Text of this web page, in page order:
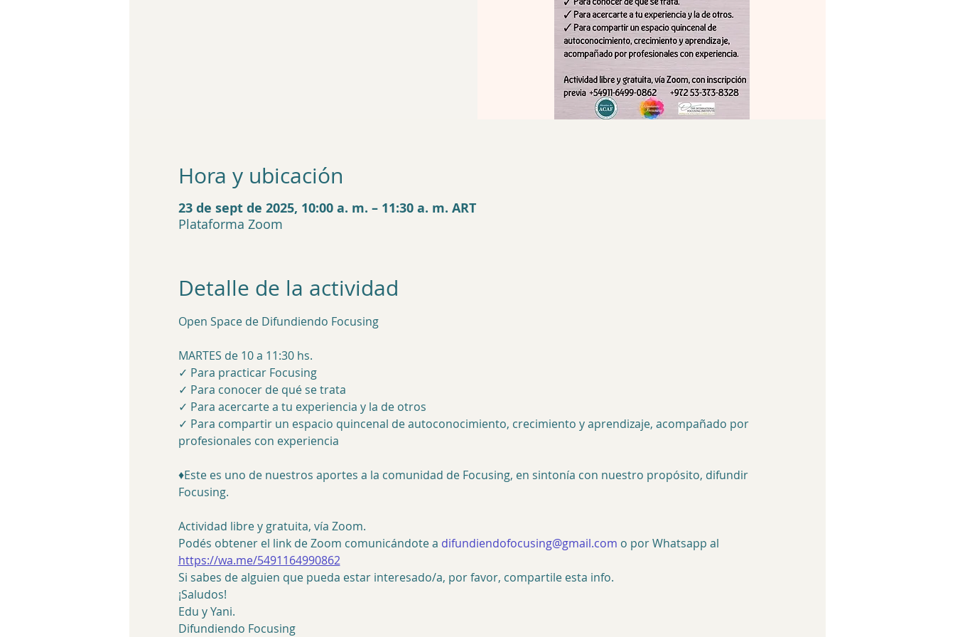
Hora y ubicación
23 de sept de 2025, 10:00 a. m. – 11:30 a. m. ART
Plataforma Zoom
Detalle de la actividad
Open Space de Difundiendo Focusing
MARTES de 10 a 11:30 hs.
✓ Para practicar Focusing
✓ Para conocer de qué se trata
✓ Para acercarte a tu experiencia y la de otros
✓ Para compartir un espacio quincenal de autoconocimiento, crecimiento y aprendizaje, acompañado por
profesionales con experiencia
♦Este es uno de nuestros aportes a la comunidad de Focusing, en sintonía con nuestro propósito, difundir
Focusing.
Actividad libre y gratuita, vía Zoom.
Podés obtener el link de Zoom comunicándote a difundiendofocusing@gmail.com o por Whatsapp al
https://wa.me/5491164990862
Si sabes de alguien que pueda estar interesado/a, por favor, compartile esta info.
¡Saludos!
Edu y Yani.
Difundiendo Focusing